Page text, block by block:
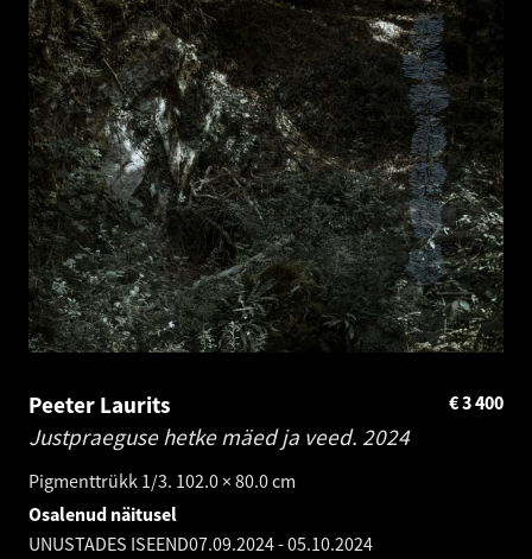
Peeter Laurits
Justpraeguse hetke mäed ja veed. 2024
Pigmenttrükk 1/3. 102.0 × 80.0 cm
3 400
€
Osalenud näitusel
UNUSTADES ISEEND07.09.2024-05.10.2024